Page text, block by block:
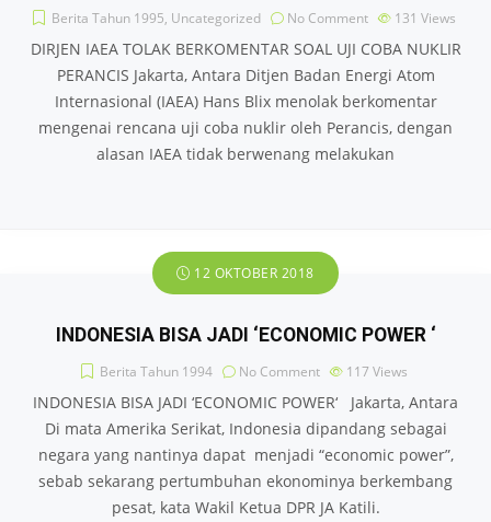
Berita Tahun 1995, Uncategorized No Comment 131 Views
DIRJEN IAEA TOLAK BERKOMENTAR SOAL UJI COBA NUKLIR
PERANCIS Jakarta, Antara Ditjen Badan Energi Atom
Internasional (IAEA) Hans Blix menolak berkomentar
mengenai rencana uji coba nuklir oleh Perancis, dengan
alasan IAEA tidak berwenang melakukan
12 OKTOBER 2018
INDONESIA BISA JADI ‘ECONOMIC POWER ‘
Berita Tahun 1994 No Comment 117 Views
INDONESIA BISA JADI ‘ECONOMIC POWER‘ Jakarta, Antara
Di mata Amerika Serikat, Indonesia dipandang sebagai
negara yang nantinya dapat menjadi “economic power”,
sebab sekarang pertumbuhan ekonominya berkembang
pesat, kata Wakil Ketua DPR JA Katili.